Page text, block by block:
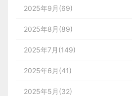
2025年9月(69)
2025年8月(89)
2025年7月(149)
2025年6月(41)
2025年5月(32)